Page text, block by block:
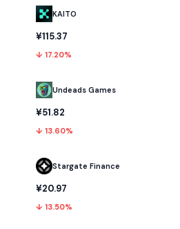
KAITO
¥115.37
↓ 17.20%
Undeads Games
¥51.82
↓ 13.60%
Stargate Finance
¥20.97
↓ 13.50%